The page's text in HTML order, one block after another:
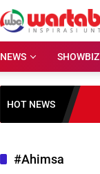
NEWS
SHOWBIZ
HOT NEWS
#Ahimsa